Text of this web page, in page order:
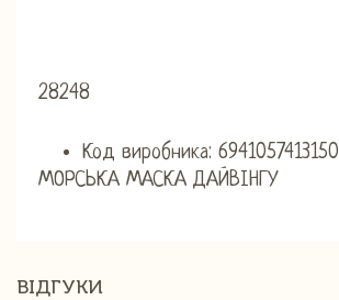
28248
Код виробника: 6941057413150
МОРСЬКА МАСКА ДАЙВІНГУ
ВІДГУКИ